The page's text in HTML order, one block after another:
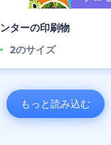
ターの印刷物
2のサイズ
もっと読み込む